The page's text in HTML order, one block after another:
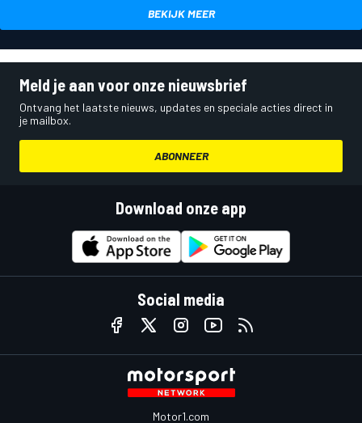
BEKIJK MEER
Meld je aan voor onze nieuwsbrief
Ontvang het laatste nieuws, updates en speciale acties direct in
je mailbox.
ABONNEER
Download onze app
Social media
Motor1.com